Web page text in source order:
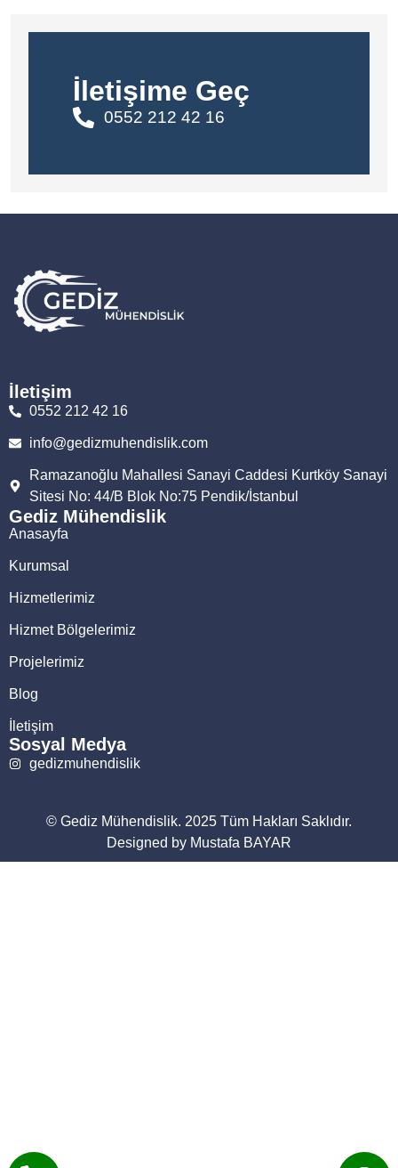
İletişime Geç
0552 212 42 16
İletişim
0552 212 42 16
info@gedizmuhendislik.com
Ramazanoğlu Mahallesi Sanayi Caddesi Kurtköy Sanayi
Sitesi No: 44/B Blok No:75 Pendik/İstanbul
Gediz Mühendislik
Anasayfa
Kurumsal
Hizmetlerimiz
Hizmet Bölgelerimiz
Projelerimiz
Blog
İletişim
Sosyal Medya
gedizmuhendislik
© Gediz Mühendislik. 2025 Tüm Hakları Saklıdır.
Designed by Mustafa BAYAR